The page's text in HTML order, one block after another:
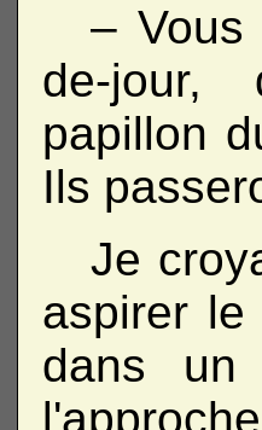
– Vous
de-jour,
papillon
Ils
Je
aspirer
dans